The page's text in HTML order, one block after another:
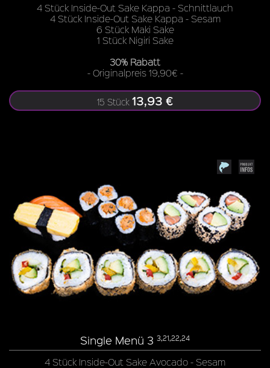
4 Stück Inside-Out Sake Kappa - Schnittlauch
4 Stück Inside-Out Sake Kappa - Sesam
6 Stück Maki Sake
1 Stück Nigiri Sake
30% Rabatt
- Originalpreis 19,90€ -
15 Stück 13,93 €
Single Menü 3 3,21,22,24
4 Stück Inside-Out Sake Avocado - Sesam